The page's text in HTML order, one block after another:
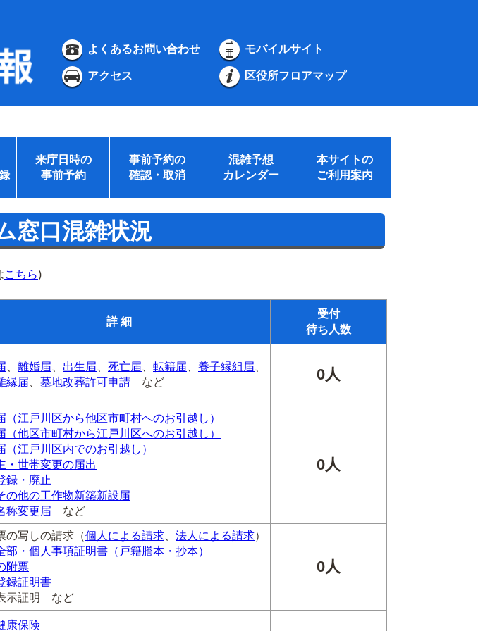
よくあるお問い合わせ モバイルサイト
アクセス 区役所フロアマップ
来庁日時の
事前予約
事前予約の
確認・取消
混雑予想
カレンダー
本サイトの
ご利用案内
窓口混雑状況
こちら)
詳 細
受付
待ち人数
離婚届 出生届 死亡届 転籍届 養子縁組届
縁届
墓地改葬許可申請 など 0人
（江戸川区から他区市町村へのお引越し）
（他区市町村から江戸川区へのお引越し）
（江戸川区内でのお引越し）
・世帯変更の届出
録・廃止
の他の工作物新築新設届
称変更届 など
0人
の写しの請求（個人による請求 法人による請求）
部・個人事項証明書（戸籍謄本・抄本）
附票
録証明書
示証明 など
0人
康保険